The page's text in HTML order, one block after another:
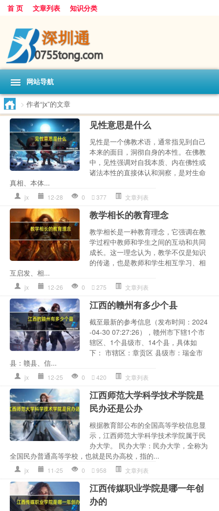
首 页 文章列表 知识分类
网站导航
> 作者“jx”的文章
见性意思是什么
见性是一个佛教术语，通常指见到自己
本来的面目，洞彻自身的本性。在佛教
中，见性强调对自我本质、内在佛性或
诸法本性的直接体认和洞察，是对生命
真相、本体...
jx 12-28 0 377 文章列表
教学相长的教育理念
教学相长是一种教育理念，它强调在教
学过程中教师和学生之间的互动和共同
成长。这一理念认为，教学不仅是知识
的传递，也是教师和学生相互学习、相
互启发、相...
jx 12-26 0 275 文章列表
江西的赣州有多少个县
截至最新的参考信息（发布时间：2024
-04-30 07:27:26），赣州市下辖1个市
辖区、1个县级市、14个县，具体如
下： 市辖区：章贡区 县级市：瑞金市
县：赣县、信...
jx 12-25 0 420 文章列表
江西师范大学科学技术学院是
民办还是公办
根据教育部公布的全国高等学校信息显
示，江西师范大学科学技术学院属于民
办大学。 民办大学：民办大学，全称为
全国民办普通高等学校，也就是民办高校，指的...
jx 11-25 0 958 文章列表
江西传媒职业学院是哪一年创
办的